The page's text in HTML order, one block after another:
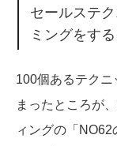
セールステ
ミングをす
100個あるテク
まったところが
ィングの「